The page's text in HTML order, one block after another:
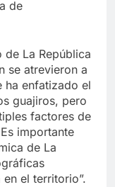
de
La República
se atrevieron a
ha enfatizado el
guajiros, pero
factores de
importante
de La
el territorio”.